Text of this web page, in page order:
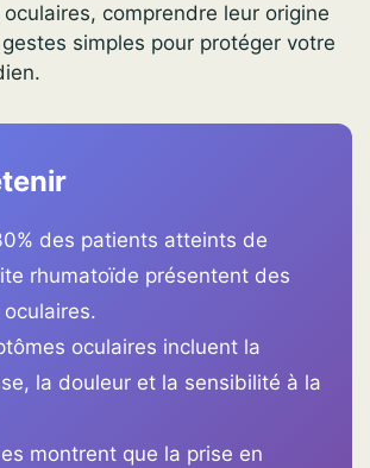
comprendre leur origine
simples pour protéger votre
des patients atteints de
rhumatoïde présentent des
oculaires incluent la
la douleur et la sensibilité à la
montrent que la prise en